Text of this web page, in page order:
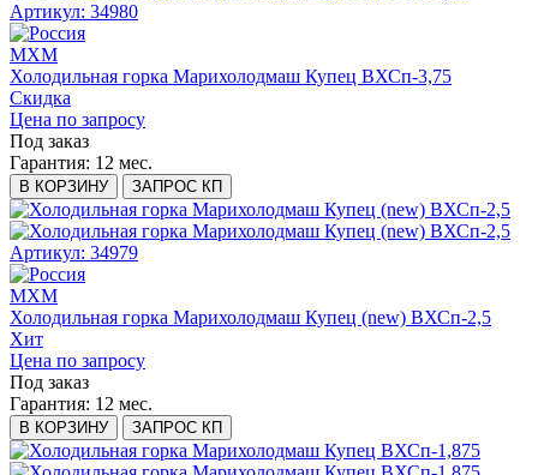
Артикул: 34980
МХМ
Холодильная горка Марихолодмаш Купец ВХСп-3,75
Скидка
Цена по запросу
Под заказ
Гарантия: 12 мес.
В КОРЗИНУ ЗАПРОС КП
Артикул: 34979
МХМ
Холодильная горка Марихолодмаш Купец (new) ВХСп-2,5
Хит
Цена по запросу
Под заказ
Гарантия: 12 мес.
В КОРЗИНУ ЗАПРОС КП